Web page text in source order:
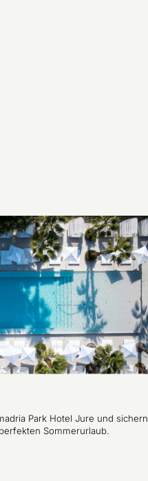
Park Hotel Jure und sichern
Sommerurlaub.